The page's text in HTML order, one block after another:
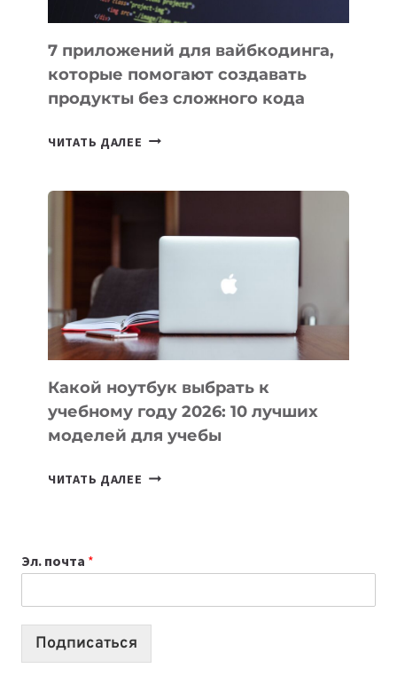
7 приложений для вайбкодинга,
которые помогают создавать
продукты без сложного кода
ЧИТАТЬ ДАЛЕЕ 7
ПОМОГАЮТ
СОЗДАВАТЬ
БЕЗ
СЛОЖНОГО
КОДА
Какой ноутбук выбрать к
учебному году 2026: 10 лучших
моделей для учебы
ЧИТАТЬ ДАЛЕЕ КАКОЙ
2026:
10
Эл. почта *
Подписаться